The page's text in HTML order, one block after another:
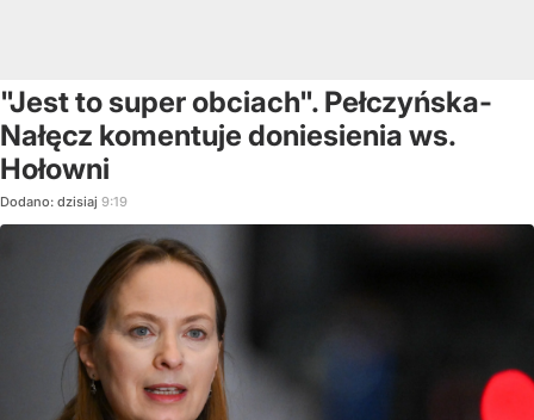
"Jest to super obciach". Pełczyńska-
Nałęcz komentuje doniesienia ws.
Hołowni
Dodano: dzisiaj 9:19